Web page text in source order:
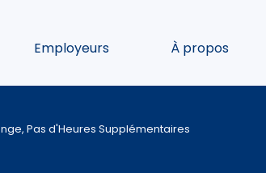
Employeurs À propos
Pas d'Heures Supplémentaires